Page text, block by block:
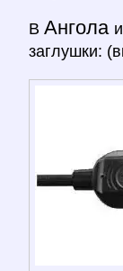
В Ангола
заглушки: